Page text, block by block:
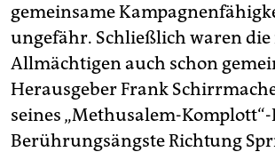
gemeinsame
ungefähr. Schließlich waren
Allmächtigen auch schon
Herausgeber Frank
seines „Methusalem-
Berührungsängste Richtung